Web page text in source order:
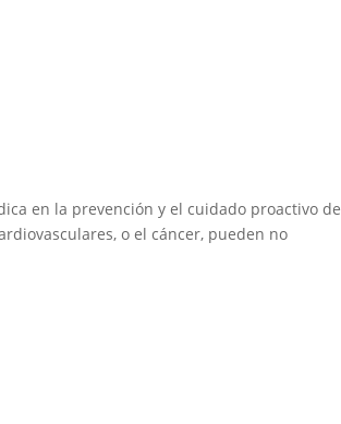
en la prevención y el cuidado proactivo de
o el cáncer, pueden no